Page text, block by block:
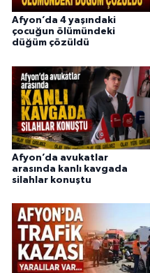
Afyon’da 4 yaşındaki
çocuğun ölümündeki
düğüm çözüldü
Afyon’da avukatlar
arasında kanlı kavgada
silahlar konuştu